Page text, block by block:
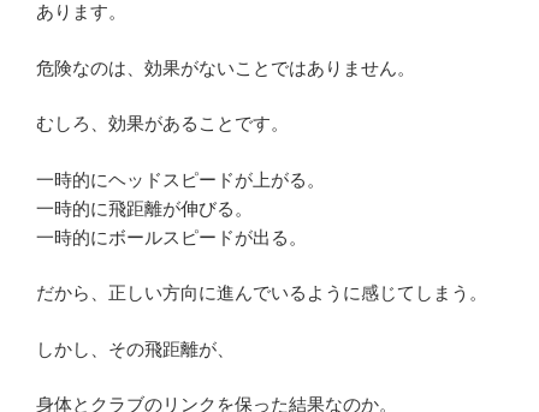
あります。
危険なのは、効果がないことではありません。
むしろ、効果があることです。
一時的にヘッドスピードが上がる。
一時的に飛距離が伸びる。
一時的にボールスピードが出る。
だから、正しい方向に進んでいるように感じてしまう。
しかし、その飛距離が、
身体とクラブのリンクを保った結果なのか。